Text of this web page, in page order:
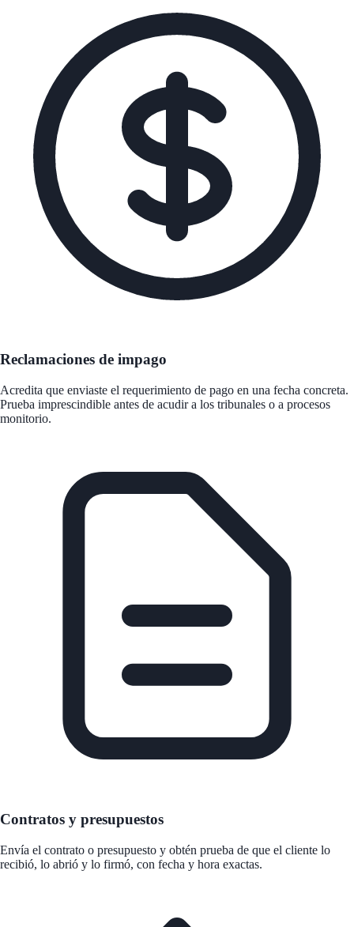
Reclamaciones de impago
Acredita que enviaste el requerimiento de pago en una fecha concreta.
Prueba imprescindible antes de acudir a los tribunales o a procesos
monitorio.
Contratos y presupuestos
Envía el contrato o presupuesto y obtén prueba de que el cliente lo
recibió, lo abrió y lo firmó, con fecha y hora exactas.